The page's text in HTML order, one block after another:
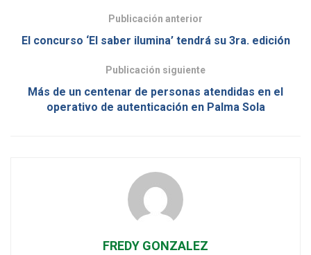
Publicación anterior
El concurso ‘El saber ilumina’ tendrá su 3ra. edición
Publicación siguiente
Más de un centenar de personas atendidas en el
operativo de autenticación en Palma Sola
FREDY GONZALEZ